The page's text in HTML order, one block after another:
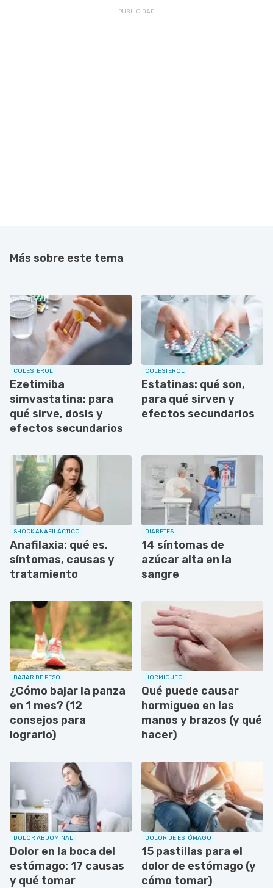
Más sobre este tema
COLESTEROL
Ezetimiba
simvastatina: para
qué sirve, dosis y
efectos secundarios
COLESTEROL
Estatinas: qué son,
para qué sirven y
efectos secundarios
SHOCK ANAFILÁCTICO
Anafilaxia: qué es,
síntomas, causas y
tratamiento
DIABETES
14 síntomas de
azúcar alta en la
sangre
BAJAR DE PESO
¿Cómo bajar la panza
en 1 mes? (12
consejos para
lograrlo)
HORMIGUEO
Qué puede causar
hormigueo en las
manos y brazos (y qué
hacer)
DOLOR ABDOMINAL
Dolor en la boca del
estómago: 17 causas
y qué tomar
DOLOR DE ESTÓMAGO
15 pastillas para el
dolor de estómago (y
cómo tomar)